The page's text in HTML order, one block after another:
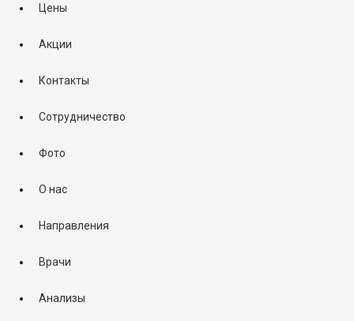
Цены
Акции
Контакты
Сотрудничество
Фото
О нас
Направления
Врачи
Анализы